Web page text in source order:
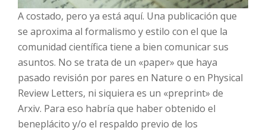
A costado, pero ya está aquí. Una publicación que
se aproxima al formalismo y estilo con el que la
comunidad científica tiene a bien comunicar sus
asuntos. No se trata de un «paper» que haya
pasado revisión por pares en Nature o en Physical
Review Letters, ni siquiera es un «preprint» de
Arxiv. Para eso habría que haber obtenido el
beneplácito y/o el respaldo previo de los